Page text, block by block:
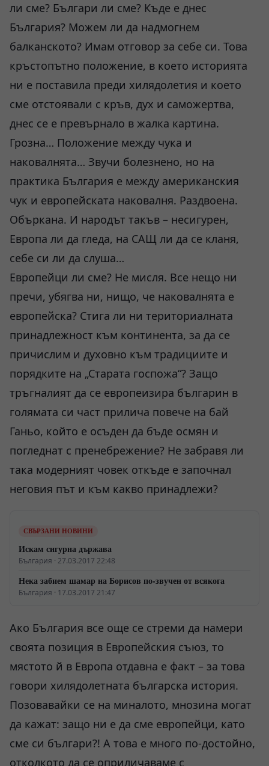
ли сме? Българи ли сме? Къде е днес
България? Можем ли да надмогнем
балканското? Имам отговор за себе си. Това
кръстопътно положение, в което историята
ни е поставила преди хилядолетия и което
сме отстоявали с кръв, дух и саможертва,
днес се е превърнало в жалка картина.
Грозна… Положение между чука и
наковалнята… Звучи болезнено, но на
практика България е между американския
чук и европейската наковалня. Раздвоена.
Объркана. И народът такъв – несигурен,
Европа ли да гледа, на САЩ ли да се кланя,
себе си ли да слуша…
Европейци ли сме? Не мисля. Все нещо ни
пречи, убягва ни, нищо, че наковалнята е
европейска? Стига ли ни териториалната
принадлежност към континента, за да се
причислим и духовно към традициите и
порядките на „Старата госпожа“? Защо
тръгналият да се европеизира българин в
голямата си част прилича повече на бай
Ганьо, който е осъден да бъде осмян и
погледнат с пренебрежение? Не забравя ли
така модерният човек откъде е започнал
неговия път и към какво принадлежи?
СВЪРЗАНИ НОВИНИ
Искам сигурна държава
България · 27.03.2017 22:48
Нека забием шамар на Борисов по-звучен от всякога
България · 17.03.2017 21:47
Ако България все още се стреми да намери
своята позиция в Европейския съюз, то
мястото й в Европа отдавна е факт – за това
говори хилядолетната българска история.
Позовавайки се на миналото, мнозина могат
да кажат: защо ни е да сме европейци, като
сме си българи?! А това е много по-достойно,
отколкото да се оприличаваме с